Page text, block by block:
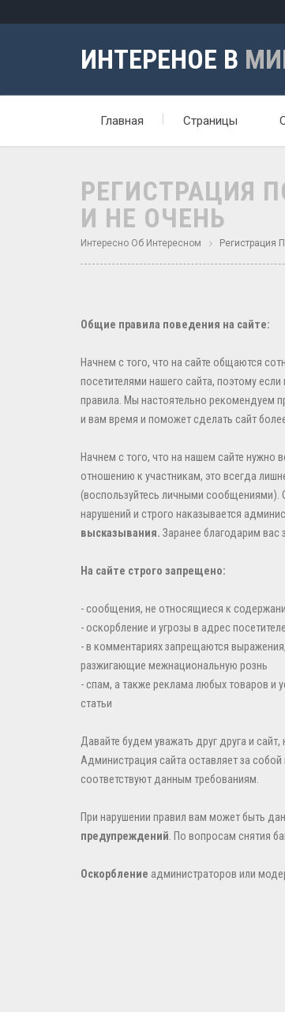
ИНТЕРЕНОЕ В
Главная Страницы
РЕГИСТРАЦИЯ
И НЕ ОЧЕНЬ
Интересно Об Интересном Регистрация
Общие правила поведения на сайте:
Начнем с того, что на сайте общаются
посетителями нашего сайта, поэтому
правила. Мы настоятельно рекомендуем
и вам время и поможет сделать сайт
Начнем с того, что на нашем сайте нужно
отношению к участникам, это всегда
(воспользуйтесь личными сообщениями).
нарушений и строго наказывается
высказывания. Заранее благодарим
На сайте строго запрещено:
- сообщения, не относящиеся к
- оскорбление и угрозы в адрес
- в комментариях запрещаются
разжигающие межнациональную рознь
- спам, а также реклама любых товаров и
статьи
Давайте будем уважать друг друга и
Администрация сайта оставляет за
соответствуют данным требованиям.
При нарушении правил вам может быть
предупреждений. По вопросам снятия
Оскорбление администраторов или